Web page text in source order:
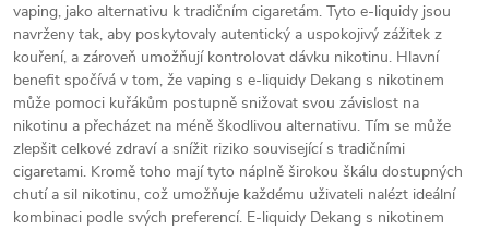
vaping, jako alternativu k tradičním cigaretám. Tyto e-liquidy jsou
navrženy tak, aby poskytovaly autentický a uspokojivý zážitek z
kouření, a zároveň umožňují kontrolovat dávku nikotinu. Hlavní
benefit spočívá v tom, že vaping s e-liquidy Dekang s nikotinem
může pomoci kuřákům postupně snižovat svou závislost na
nikotinu a přecházet na méně škodlivou alternativu. Tím se může
zlepšit celkové zdraví a snížit riziko související s tradičními
cigaretami. Kromě toho mají tyto náplně širokou škálu dostupných
chutí a sil nikotinu, což umožňuje každému uživateli nalézt ideální
kombinaci podle svých preferencí. E-liquidy Dekang s nikotinem